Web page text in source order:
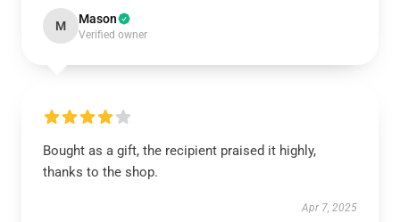
M Mason
Verified owner
Bought as a gift, the recipient praised it highly,
thanks to the shop.
Apr 7, 2025